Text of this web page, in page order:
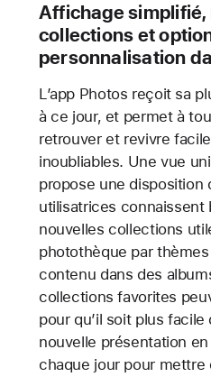
Affichage simplifié,
collections et
personnalisation
L’app Photos reçoit sa
à ce jour, et permet à
retrouver et revivre
inoubliables. Une vue
propose une disposition
utilisatrices connaissent
nouvelles collections
photothèque par
contenu dans des
collections favorites
pour qu’il soit plus facile
nouvelle présentation
chaque jour pour mettre